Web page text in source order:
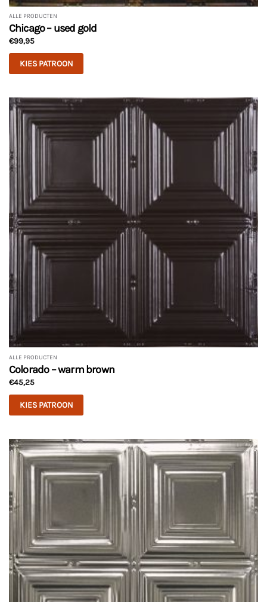
ALLE PRODUCTEN
Chicago – used gold
€99,95
KIES PATROON
ALLE PRODUCTEN
Colorado – warm brown
€45,25
KIES PATROON